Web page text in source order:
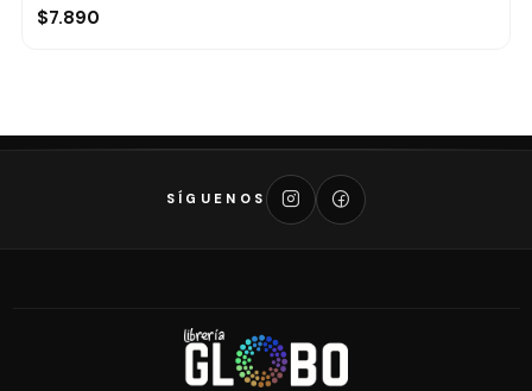
$7.890
SÍGUENOS